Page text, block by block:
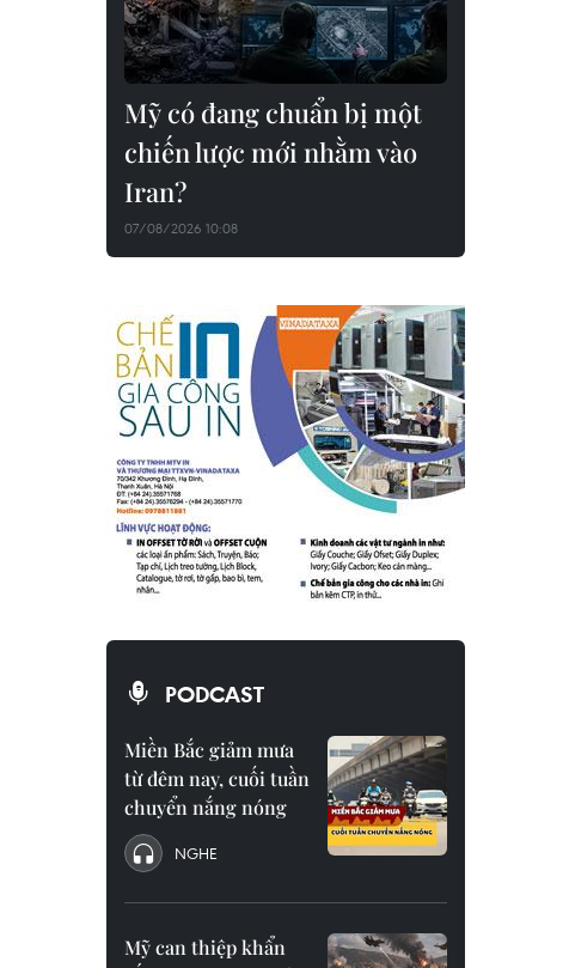
Mỹ có đang chuẩn bị một
chiến lược mới nhằm vào
Iran?
07/08/2026 10:08
PODCAST
Miền Bắc giảm mưa
từ đêm nay, cuối tuần
chuyển nắng nóng
NGHE
Mỹ can thiệp khẩn